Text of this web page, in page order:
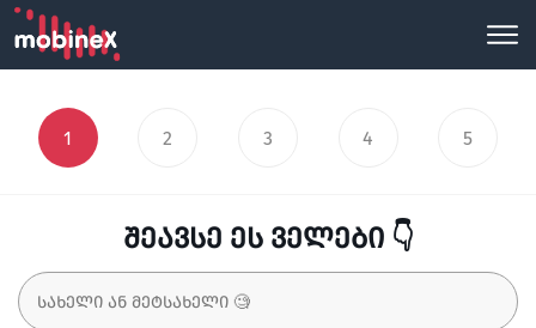
1 2 3 4 5
შეავსე ეს ველები 👇